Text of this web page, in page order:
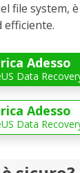
file system,
efficiente.
Adesso
Data
Adesso
Data